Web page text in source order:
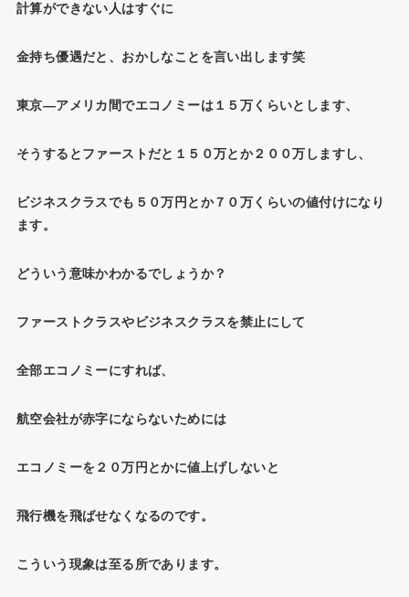
計算ができない人はすぐに
金持ち優遇だと、おかしなことを言い出します笑
東京―アメリカ間でエコノミーは１５万くらいとします、
そうするとファーストだと１５０万とか２００万しますし、
ビジネスクラスでも５０万円とか７０万くらいの値付けになり
ます。
どういう意味かわかるでしょうか？
ファーストクラスやビジネスクラスを禁止にして
全部エコノミーにすれば、
航空会社が赤字にならないためには
エコノミーを２０万円とかに値上げしないと
飛行機を飛ばせなくなるのです。
こういう現象は至る所であります。